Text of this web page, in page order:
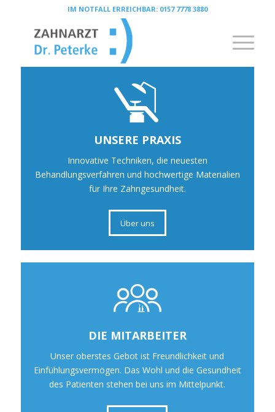
IM NOTFALL ERREICHBAR: 0157 7778 3880
UNSERE PRAXIS
Innovative Techniken, die neuesten
Behandlungsverfahren und hochwertige Materialien
für Ihre Zahngesundheit.
Über uns
DIE MITARBEITER
Unser oberstes Gebot ist Freundlichkeit und
Einfühlungsvermögen. Das Wohl und die Gesundheit
des Patienten stehen bei uns im Mittelpunkt.